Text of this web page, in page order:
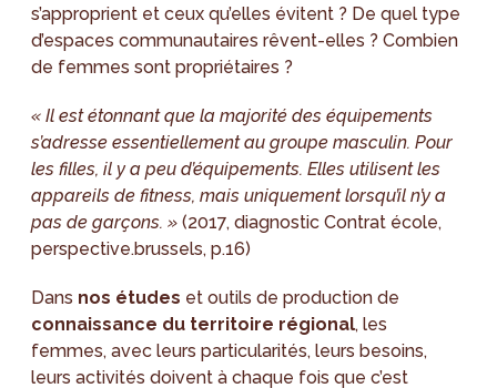
s’approprient et ceux qu’elles évitent ? De quel type
d’espaces communautaires rêvent-elles ? Combien
de femmes sont propriétaires ?
« Il est étonnant que la majorité des équipements
s’adresse essentiellement au groupe masculin. Pour
les filles, il y a peu d’équipements. Elles utilisent les
appareils de fitness, mais uniquement lorsqu’il n’y a
pas de garçons. » (2017, diagnostic Contrat école,
perspective.brussels, p.16)
Dans nos études et outils de production de
connaissance du territoire régional, les
femmes, avec leurs particularités, leurs besoins,
leurs activités doivent à chaque fois que c’est